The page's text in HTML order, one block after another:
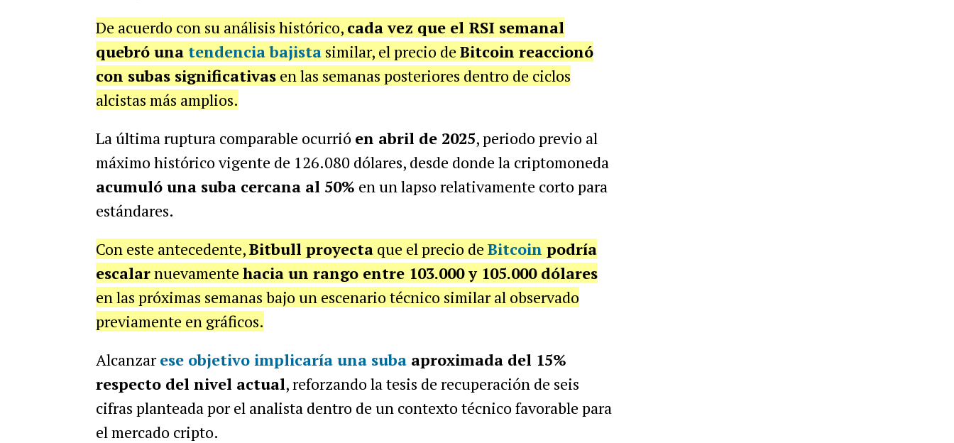
De acuerdo con su análisis histórico, cada vez que el RSI semanal
quebró una tendencia bajistasimilar, el precio de Bitcoin reaccionó
con subas significativasen las semanas posteriores dentro de ciclos
alcistas más amplios.
La última ruptura comparable ocurrió en abril de 2025, periodo previo al
máximo histórico vigente de 126.080 dólares, desde donde la criptomoneda
acumuló una suba cercana al 50% en un lapso relativamente corto para
estándares.
Con este antecedente,Bitbull proyectaque el precio de Bitcoin podría
escalarnuevamente hacia un rango entre 103.000 y 105.000 dólares
en las próximas semanas bajo un escenario técnico similar al observado
previamente en gráficos.
Alcanzarese objetivo implicaría una subaaproximada del 15%
respecto del nivel actual, reforzando la tesis de recuperación de seis
cifras planteada por el analista dentro de un contexto técnico favorable para
el mercado cripto.